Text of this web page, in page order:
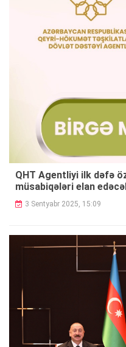
QHT Agentliyi ilk dəfə
müsabiqələri elan
3 Sentyabr 2025, 15:09